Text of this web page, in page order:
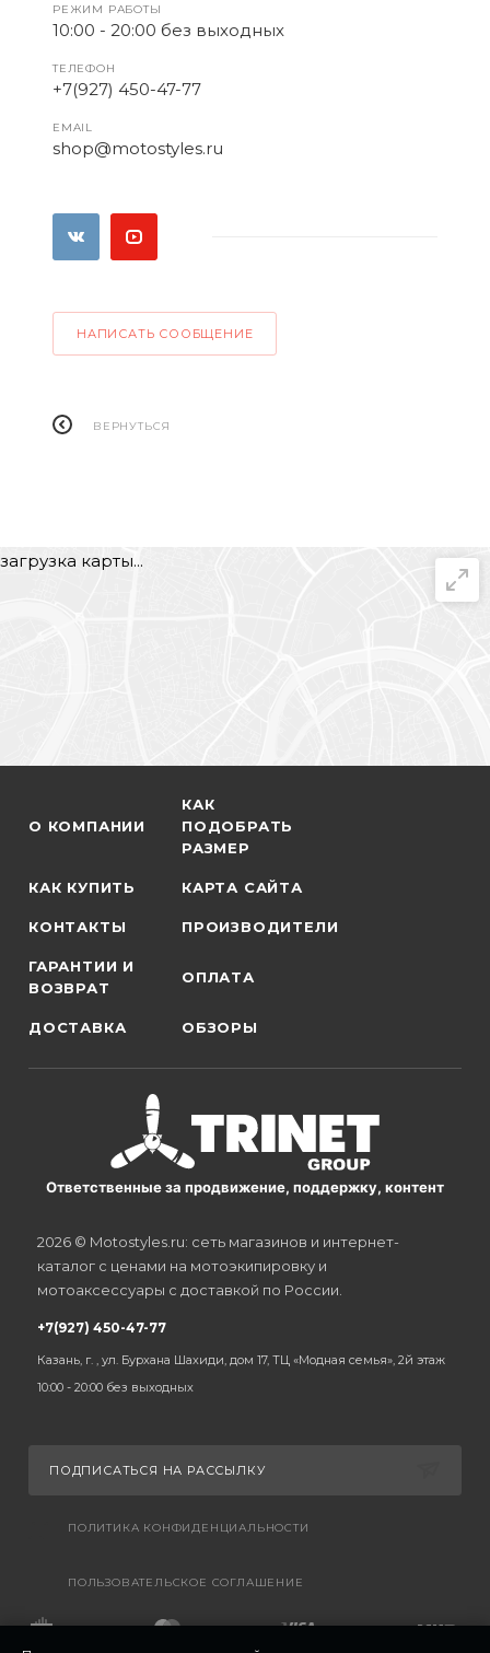
РЕЖИМ РАБОТЫ
10:00 - 20:00 без выходных
ТЕЛЕФОН
+7(927) 450-47-77
EMAIL
shop@motostyles.ru
НАПИСАТЬ СООБЩЕНИЕ
ВЕРНУТЬСЯ
загрузка карты...
О КОМПАНИИ
КАК
ПОДОБРАТЬ
РАЗМЕР
КАК КУПИТЬ КАРТА САЙТА
КОНТАКТЫ ПРОИЗВОДИТЕЛИ
ГАРАНТИИ И
ВОЗВРАТ
ОПЛАТА
ДОСТАВКА ОБЗОРЫ
Ответственные за продвижение, поддержку, контент
2026 © Motostyles.ru: сеть магазинов и интернет-
каталог с ценами на мотоэкипировку и
мотоаксессуары с доставкой по России.
+7(927) 450-47-77
Казань, г. , ул. Бурхана Шахиди, дом 17, ТЦ «Модная семья», 2й этаж
10:00 - 20:00 без выходных
ПОДПИСАТЬСЯ НА РАССЫЛКУ
ПОЛИТИКА КОНФИДЕНЦИАЛЬНОСТИ
ПОЛЬЗОВАТЕЛЬСКОЕ СОГЛАШЕНИЕ